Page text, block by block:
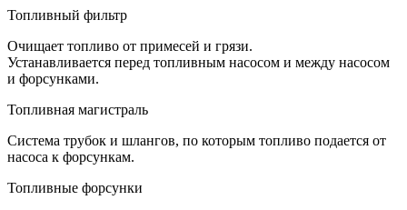
Топливный фильтр
Очищает топливо от примесей и грязи.
Устанавливается перед топливным насосом и между насосом
и форсунками.
Топливная магистраль
Система трубок и шлангов, по которым топливо подается от
насоса к форсункам.
Топливные форсунки